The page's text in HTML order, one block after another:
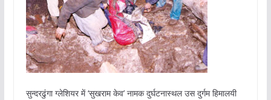
सुन्‍दरढुंगा ग्‍लेशियर में ‘सुखराम केव’ नामक दुर्घटनास्थल उस दुर्गम हिमालयी